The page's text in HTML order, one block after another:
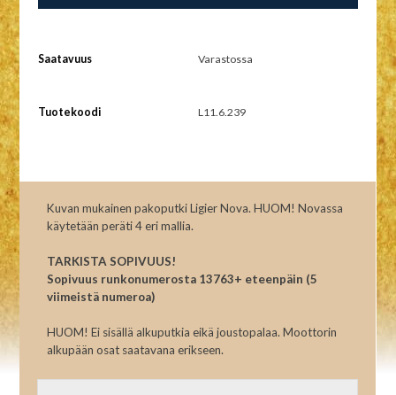
Saatavuus Varastossa
Tuotekoodi L11.6.239
Kuvan mukainen pakoputki Ligier Nova. HUOM! Novassa
käytetään peräti 4 eri mallia.
TARKISTA SOPIVUUS!
Sopivuus runkonumerosta 13763+ eteenpäin (5
viimeistä numeroa)
HUOM! Ei sisällä alkuputkia eikä joustopalaa. Moottorin
alkupään osat saatavana erikseen.